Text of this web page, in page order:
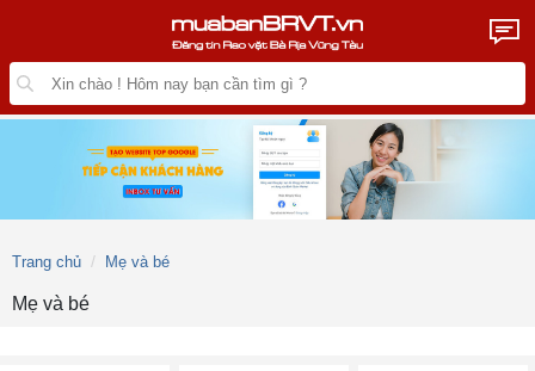
Trang chủ Mẹ và bé
Mẹ và bé